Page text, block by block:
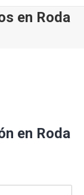
en Roda
en Roda